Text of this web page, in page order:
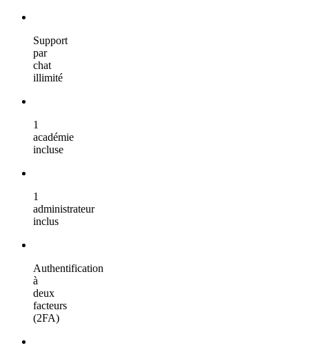
Support
par
chat
illimité
1
académie
incluse
1
administrateur
inclus
Authentification
à
deux
facteurs
(2FA)